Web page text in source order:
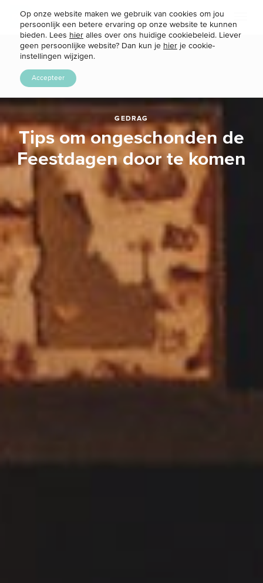
GEDRAG
Tips om ongeschonden de
Feestdagen door te komen
Op onze website maken we gebruik van cookies om jou
persoonlijk een betere ervaring op onze website te kunnen
bieden. Lees hier alles over ons huidige cookiebeleid. Liever
geen persoonlijke website? Dan kun je hier je cookie-
instellingen wijzigen.
Accepteer